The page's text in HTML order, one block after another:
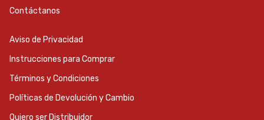
Contáctanos
Aviso de Privacidad
Instrucciones para Comprar
Términos y Condiciones
Políticas de Devolución y Cambio
Quiero ser Distribuidor